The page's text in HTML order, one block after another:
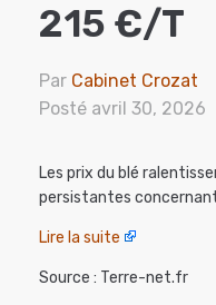
215 €/t
Par Cabinet Crozat
Posté avril 30, 2026
Les prix du blé
persistantes
Lire la suite
Source : Terre-net.fr